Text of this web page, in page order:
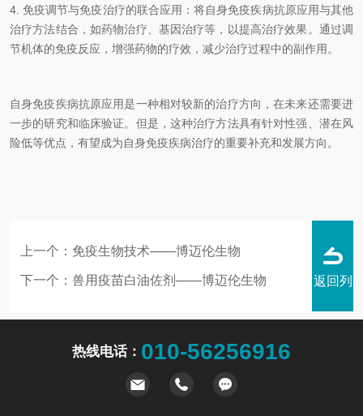
4. 免疫调节与免疫治疗的联合应用：将自身免疫疾病抗原应用与其他
治疗方法结合，如药物治疗、基因治疗等，以提高治疗效果。通过调
节机体的免疫反应，增强药物的疗效，减少治疗过程中的副作用。
自身免疫疾病抗原应用是一种相对较新的治疗方向，在未来还需要进
一步的研究和临床验证。但是，这种治疗方法具有针对性强、潜在风
险低等优点，有望成为自身免疫疾病治疗的重要补充和发展方向。
上一个： 免疫生物技术——博迈伦生物
下一个： 兽用疫苗白油佐剂——博迈伦生物 返回列
热线电话： 010-56256916